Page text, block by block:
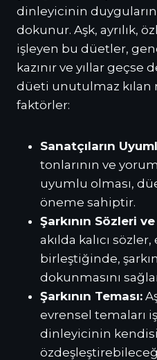
dinleyicinin
dokunur. Aşk, ayrılık,
işleyen bu düetler,
kazınır ve yıllar
düeti unutulmaz kılan
faktörler:
Sanatçıların
tonlarının ve
uyumlu olması,
öneme sahiptir.
Şarkının Sözleri
akılda kalıcı
birleştiğinde,
dokunmasını
Şarkının Teması:
evrensel temaları
dinleyicinin